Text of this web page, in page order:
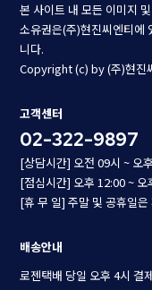
본 사이트 내 모든 이미지
소유권은(주)현진씨엔티에
니다.
Copyright (c) by (주)현
고객센터
02-322-9897
[상담시간] 오전 09시 ~ 오
[점심시간] 오후 12:00 ~ 오
[휴 무 일] 주말 및 공휴일은
배송안내
로젠택배 당일 오후 4시 결